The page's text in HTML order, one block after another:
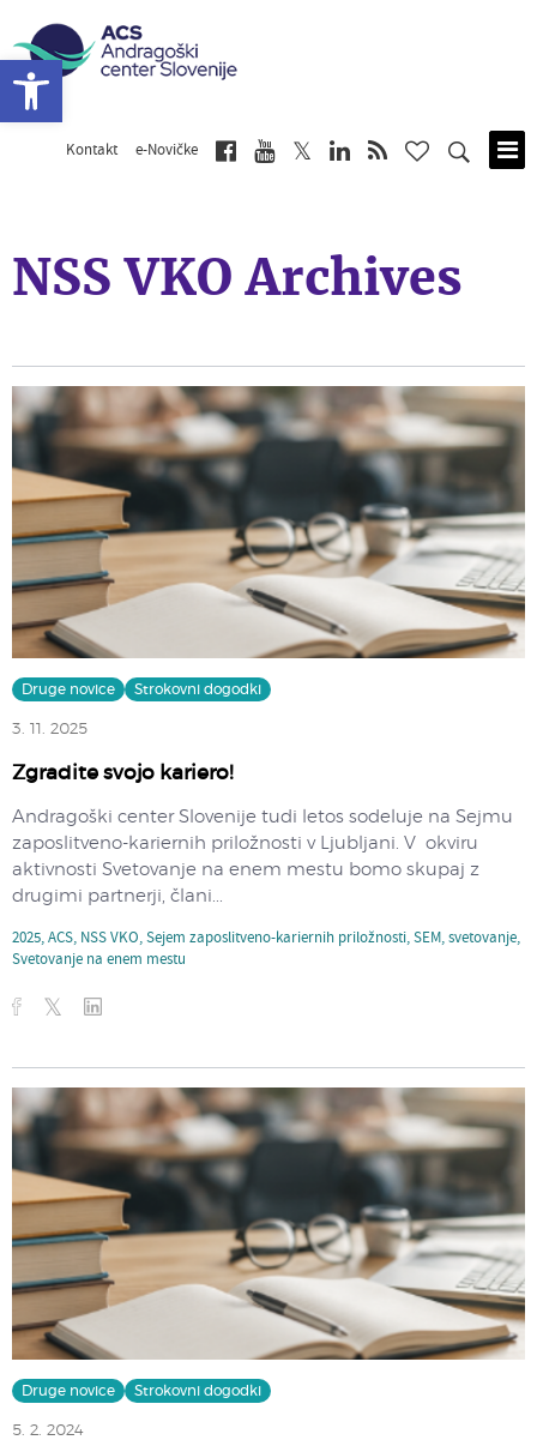
Kontakt e-Novičke
NSS VKO Archives
Druge novice Strokovni dogodki
3. 11. 2025
Zgradite svojo kariero!
Andragoški center Slovenije tudi letos sodeluje na Sejmu
zaposlitveno-kariernih priložnosti v Ljubljani. V okviru
aktivnosti Svetovanje na enem mestu bomo skupaj z
drugimi partnerji, člani...
2025,ACS, NSS VKO,Sejem zaposlitveno-kariernih priložnosti,SEM,svetovanje,
Svetovanje na enem mestu
Druge novice Strokovni dogodki
5. 2. 2024
Open toolbar